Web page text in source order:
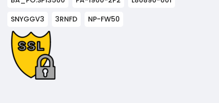
SNYGGV3
3RNFD NP-FW50